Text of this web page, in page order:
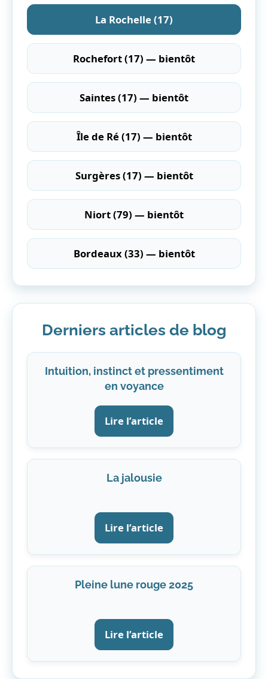
La Rochelle (17)
Rochefort (17) — bientôt
Saintes (17) — bientôt
Île de Ré (17) — bientôt
Surgères (17) — bientôt
Niort (79) — bientôt
Bordeaux (33) — bientôt
Derniers articles de blog
Intuition, instinct et pressentiment
en voyance
Lire l’article
La jalousie
Lire l’article
Pleine lune rouge 2025
Lire l’article